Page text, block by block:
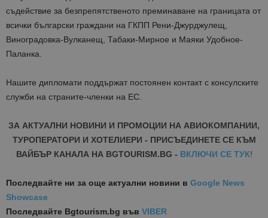
съдействие за безпрепятственото преминаване на границата от
всички български граждани на ГКПП Рени-Джурджулещ,
Виноградовка-Вулканещ, Табаки-Мирное и Маяки Удобное-
Паланка.
Нашите дипломати поддържат постоянен контакт с консулските
служби на страните-членки на ЕС.
ЗА АКТУАЛНИ НОВИНИ И ПРОМОЦИИ НА АВИОКОМПАНИИ,
ТУРОПЕРАТОРИ И ХОТЕЛИЕРИ - ПРИСЪЕДИНЕТЕ СЕ КЪМ
ВАЙБЪР КАНАЛА НА BGTOURISM.BG - ВКЛЮЧИ СЕ ТУК!
Последвайте ни за още актуални новини в Google News
Showcase
Последвайте Bgtourism.bg във VIBER